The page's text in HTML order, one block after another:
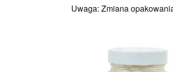
Uwaga: Zmiana